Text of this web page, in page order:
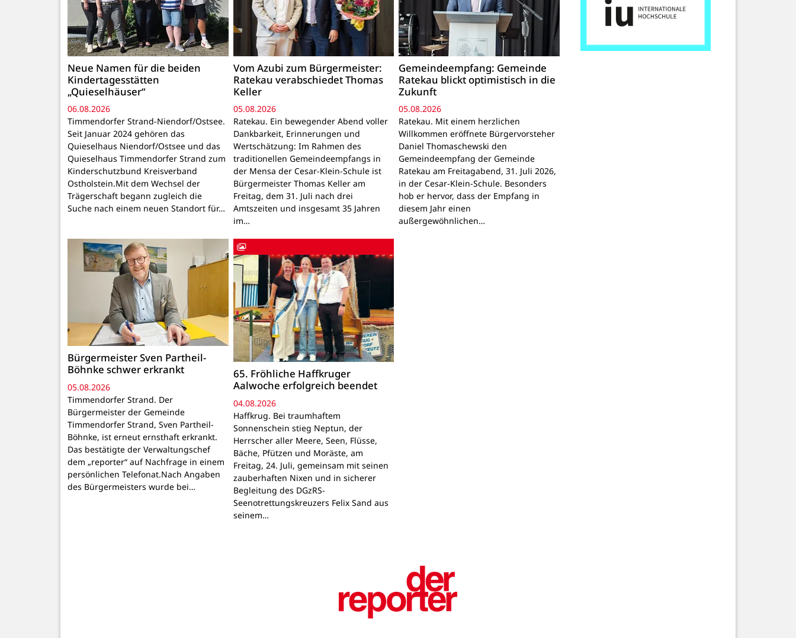
Neue Namen für die beiden
Kindertagesstätten
„Quieselhäuser“
06.08.2026
Timmendorfer Strand-Niendorf/Ostsee.
Seit Januar 2024 gehören das
Quieselhaus Niendorf/Ostsee und das
Quieselhaus Timmendorfer Strand zum
Kinderschutzbund Kreisverband
Ostholstein.Mit dem Wechsel der
Trägerschaft begann zugleich die
Suche nach einem neuen Standort für…
Vom Azubi zum Bürgermeister:
Ratekau verabschiedet Thomas
Keller
05.08.2026
Ratekau. Ein bewegender Abend voller
Dankbarkeit, Erinnerungen und
Wertschätzung: Im Rahmen des
traditionellen Gemeindeempfangs in
der Mensa der Cesar-Klein-Schule ist
Bürgermeister Thomas Keller am
Freitag, dem 31. Juli nach drei
Amtszeiten und insgesamt 35 Jahren
im…
Gemeindeempfang: Gemeinde
Ratekau blickt optimistisch in die
Zukunft
05.08.2026
Ratekau. Mit einem herzlichen
Willkommen eröffnete Bürgervorsteher
Daniel Thomaschewski den
Gemeindeempfang der Gemeinde
Ratekau am Freitagabend, 31. Juli 2026,
in der Cesar-Klein-Schule. Besonders
hob er hervor, dass der Empfang in
diesem Jahr einen
außergewöhnlichen…
Bürgermeister Sven Partheil-
Böhnke schwer erkrankt
05.08.2026
Timmendorfer Strand. Der
Bürgermeister der Gemeinde
Timmendorfer Strand, Sven Partheil-
Böhnke, ist erneut ernsthaft erkrankt.
Das bestätigte der Verwaltungschef
dem „reporter“ auf Nachfrage in einem
persönlichen Telefonat.Nach Angaben
des Bürgermeisters wurde bei…
65. Fröhliche Haffkruger
Aalwoche erfolgreich beendet
04.08.2026
Haffkrug. Bei traumhaftem
Sonnenschein stieg Neptun, der
Herrscher aller Meere, Seen, Flüsse,
Bäche, Pfützen und Moräste, am
Freitag, 24. Juli, gemeinsam mit seinen
zauberhaften Nixen und in sicherer
Begleitung des DGzRS-
Seenotrettungskreuzers Felix Sand aus
seinem…